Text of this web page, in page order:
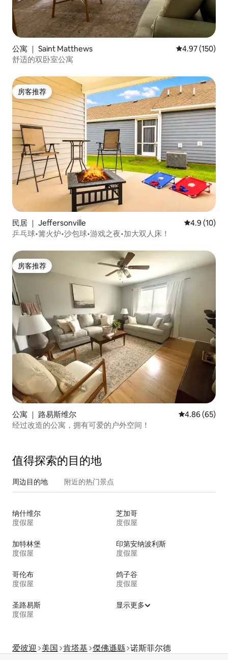
公寓 ｜ Saint Matthews 平均评分 4.97
4.97 (150)
舒适的双卧室公寓
房客推荐
房客推荐
民居 ｜ Jeffersonville 平均评分
4.9 (10)
乒乓球•篝火炉•沙包球•游戏之夜•加大双人床！
房客推荐
房客推荐
公寓 ｜ 路易斯维尔 平均评分 4.86
4.86 (65)
经过改造的公寓，拥有可爱的户外空间！
值得探索的目的地
周边目的地 附近的热门景点
纳什维尔
度假屋
芝加哥
度假屋
加特林堡
度假屋
印第安纳波利斯
度假屋
哥伦布
度假屋
鸽子谷
度假屋
圣路易斯
度假屋
显示更多
爱彼迎 美国 肯塔基 傑佛遜縣 诺斯菲尔德